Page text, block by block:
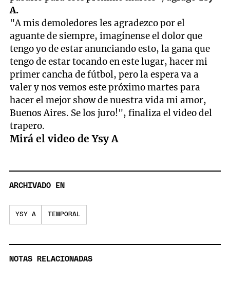
A.
"A mis demoledores les agradezco por el
aguante de siempre, imagínense el dolor que
tengo yo de estar anunciando esto, la gana que
tengo de estar tocando en este lugar, hacer mi
primer cancha de fútbol, pero la espera va a
valer y nos vemos este próximo martes para
hacer el mejor show de nuestra vida mi amor,
Buenos Aires. Se los juro!", finaliza el video del
trapero.
Mirá el video de Ysy A
ARCHIVADO EN
YSY A TEMPORAL
NOTAS RELACIONADAS